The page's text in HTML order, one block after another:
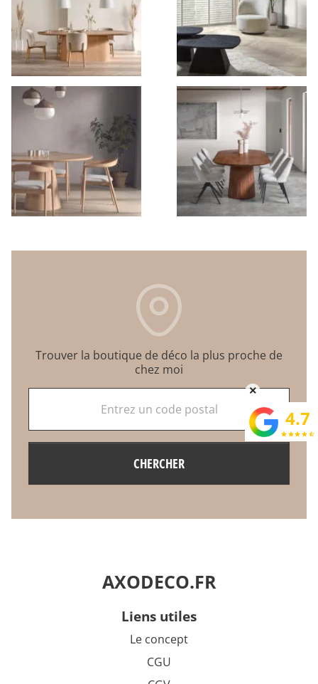
Trouver la boutique de déco la plus proche de
chez moi
CHERCHER
AXODECO.FR
liens utiles
Le concept
CGU
×
4.7
star starstar star star_half